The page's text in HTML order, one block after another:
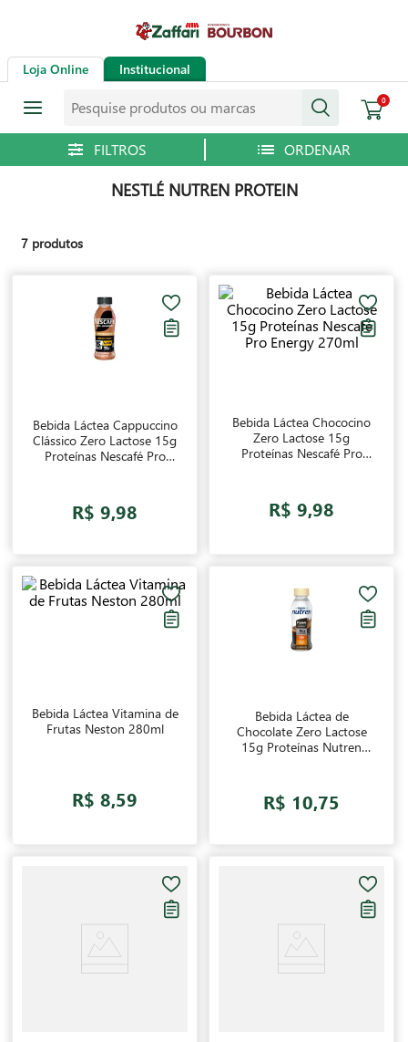
Loja Online Institucional
0
NESTLÉ NUTREN PROTEIN
7 produtos
Bebida Láctea Cappuccino
Clássico Zero Lactose 15g
Proteínas Nescafé Pro
R$ 9,98
Bebida Láctea Chococino
Zero Lactose 15g
Proteínas Nescafé Pro
R$ 9,98
Bebida Láctea Vitamina de
Frutas Neston 280ml
R$ 8,59
Bebida Láctea de
Chocolate Zero Lactose
15g Proteínas Nutren
R$ 10,75